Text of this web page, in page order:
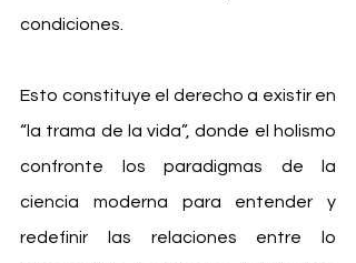
condiciones.
Esto constituye el derecho a existir en
“la trama de la vida”, donde el holismo
confronte los paradigmas de la
ciencia moderna para entender y
redefinir las relaciones entre lo